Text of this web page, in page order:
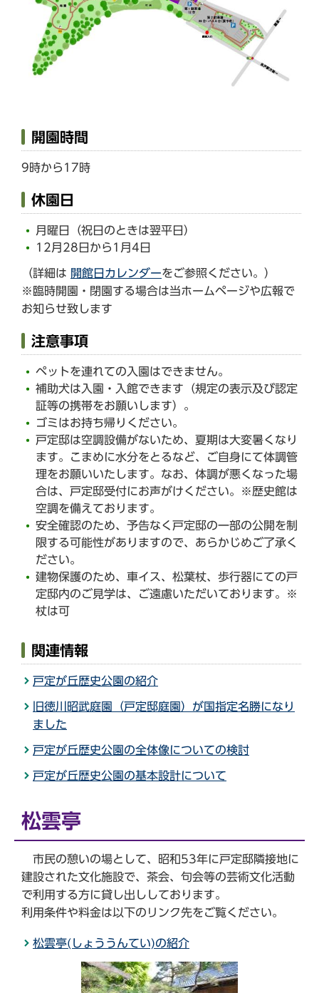
開園時間
9時から17時
休園日
月曜日（祝日のときは翌平日）
12月28日から1月4日
（詳細は 開館日カレンダーをご参照ください。）
※臨時開園・閉園する場合は当ホームページや広報で
お知らせ致します
注意事項
ペットを連れての入園はできません。
補助犬は入園・入館できます（規定の表示及び認定
証等の携帯をお願いします）。
ゴミはお持ち帰りください。
戸定邸は空調設備がないため、夏期は大変暑くなり
ます。こまめに水分をとるなど、ご自身にて体調管
理をお願いいたします。なお、体調が悪くなった場
合は、戸定邸受付にお声がけください。※歴史館は
空調を備えております。
安全確認のため、予告なく戸定邸の一部の公開を制
限する可能性がありますので、あらかじめご了承く
ださい。
建物保護のため、車イス、松葉杖、歩行器にての戸
定邸内のご見学は、ご遠慮いただいております。※
杖は可
関連情報
戸定が丘歴史公園の紹介
旧徳川昭武庭園（戸定邸庭園）が国指定名勝になり
ました
戸定が丘歴史公園の全体像についての検討
戸定が丘歴史公園の基本設計について
松雲亭
市民の憩いの場として、昭和53年に戸定邸隣接地に
建設された文化施設で、茶会、句会等の芸術文化活動
で利用する方に貸し出ししております。
利用条件や料金は以下のリンク先をご覧ください。
松雲亭(しょううんてい)の紹介